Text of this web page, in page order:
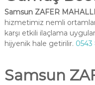
Samsun ZAFER
hizmetimiz nemli
karşı etkili ilaçlama
hijyenik hale getirilir. 0543
Samsun